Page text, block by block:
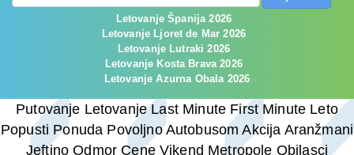
Letovanje Španija 2026
Letovanje Ljoret de Mar 2026
Letovanje Lutraki 2026
Letovanje Kosta Brava 2026
Letovanje Azurna Obala 2026
Putovanje Letovanje Last Minute First Minute Leto
Popusti Ponuda Povoljno Autobusom Akcija Aranžmani
Jeftino Odmor Cene Vikend Metropole Obilasci